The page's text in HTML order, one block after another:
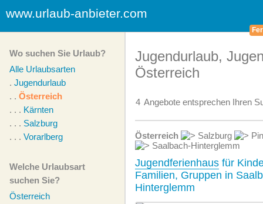
www.urlaub-anbieter.com
Wo suchen Sie Urlaub?
Alle Urlaubsarten
. Jugendurlaub
. . Österreich
. . . Kärnten
. . . Salzburg
. . . Vorarlberg
Welche Urlaubsart
suchen Sie?
Österreich
Jugendurlaub,
Österreich
4 Angebote entsprechen Ihren
Österreich Salzburg
Saalbach-Hinterglemm
Jugendferienhaus für
Familien, Gruppen in
Hinterglemm